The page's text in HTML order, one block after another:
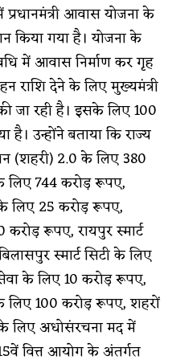
आवास योजना के
किया गया है। योजना के
में आवास निर्माण कर गृह
राशि देने के लिए मुख्यमंत्री
जा रही है। इसके लिए 100
है। उन्होंने बताया कि राज्य
(शहरी) 2.0 के लिए 380
744 करोड़ रूपए,
के लिए 25 करोड़ रूपए,
रूपए, रायपुर स्मार्ट
स्मार्ट सिटी के लिए
के लिए 10 करोड़ रूपए,
लिए 100 करोड़ रूपए, शहरों
अधोसंरचना मद में
वित्त आयोग के अंतर्गत